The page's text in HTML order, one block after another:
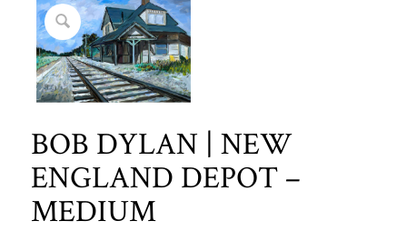
BOB DYLAN | NEW
ENGLAND DEPOT –
MEDIUM